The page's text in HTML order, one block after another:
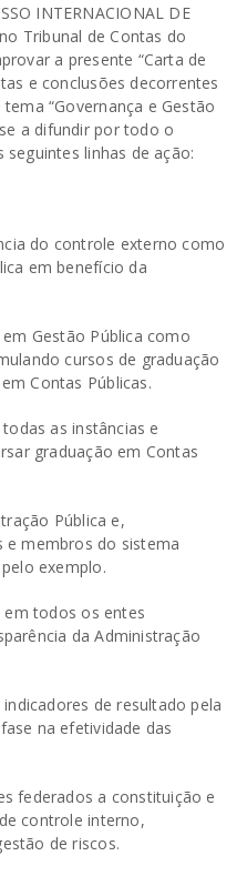
INTERNACIONAL DE
Tribunal de Contas do
a presente “Carta de
e conclusões decorrentes
“Governança e Gestão
a difundir por todo o
linhas de ação:
do controle externo como
em benefício da
Gestão Pública como
cursos de graduação
Contas Públicas.
as instâncias e
graduação em Contas
Pública e,
e membros do sistema
exemplo.
todos os entes
da Administração
de resultado pela
na efetividade das
federados a constituição e
controle interno,
de riscos.